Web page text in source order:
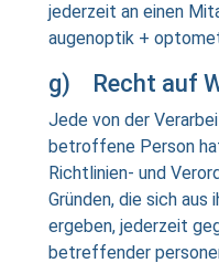
jederzeit an einen
augenoptik +
g) Recht auf
Jede von der
betroffene Person
Richtlinien- und
Gründen, die sich
ergeben, jederzeit
betreffender